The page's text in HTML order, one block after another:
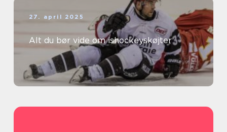
27. april 2025
Alt du bør vide om ishockeyskøjter